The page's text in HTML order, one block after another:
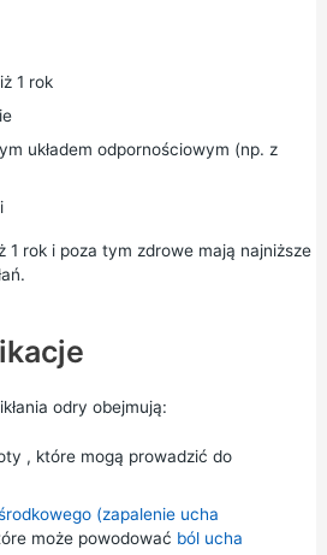
1 rok
układem odpornościowym (np. z
1 rok i poza tym zdrowe mają najniższe
odry obejmują:
, które mogą prowadzić do
(zapalenie ucha
może powodować ból ucha